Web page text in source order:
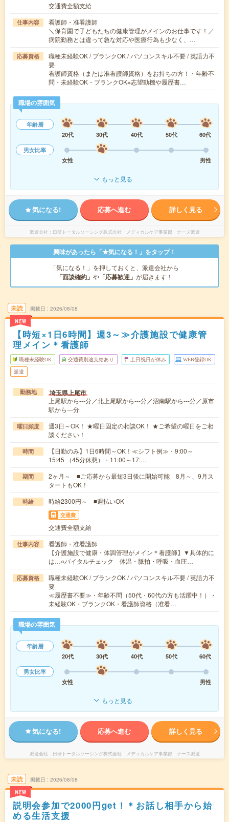
交通費全額支給
仕事内容
看護師・准看護師
＼保育園で子どもたちの健康管理がメインのお仕事です！／
病院勤務とは違って急な対応や医療行為も少なく、…
応募資格
職種未経験OK / ブランクOK / パソコンスキル不要 / 英語力不
要
看護師資格（または准看護師資格）をお持ちの方！・年齢不
問・未経験OK・ブランクOK※志望動機や履歴書…
職場の雰囲気
年齢層
20代
30代 40代 50代
60代
男女比率
女性
男性
もっと見る
気になる! 応募へ進む 詳しく見る
派遣会社 日研トータルソーシング株式会社 メディカルケア事業部 ナース派遣
興味があったら「★気になる！」をタップ！
「気になる！」を押しておくと、派遣会社から
「面談確約」 や 「応募歓迎」 が届きます！
未読
NEW
掲載日 2026/08/08
【時短×1日6時間】週3～≫介護施設で健康管
理メイン＊看護師
職種未経験OK 交通費別途支給あり 土日祝日が休み WEB登録OK
派遣
勤務地 埼玉県上尾市
上尾駅から---分／北上尾駅から---分／沼南駅から---分／原市
駅から---分
曜日頻度
週3日～OK！ ★曜日固定の相談OK！ ★ご希望の曜日をご相
談ください！
時間
【日勤のみ】1日6時間～OK！≪シフト例≫・9:00～
15:45 （45分休憩）・11:00～17:…
期間
2ヶ月～ ■ご応募から最短3日後に開始可能 8月～、9月ス
タートもOK！
時給 時給2300円～ ■週払いOK
交通費
交通費全額支給
仕事内容
看護師・准看護師
【介護施設で健康・体調管理がメイン＊看護師】▼具体的に
は…○バイタルチェック 体温・脈拍・呼吸・血圧…
応募資格
職種未経験OK / ブランクOK / パソコンスキル不要 / 英語力不
要
≪履歴書不要≫・年齢不問（50代・60代の方も活躍中！）・
未経験OK・ブランクOK・看護師資格（准看…
職場の雰囲気
年齢層
20代
30代 40代 50代
60代
男女比率
女性
男性
もっと見る
気になる! 応募へ進む 詳しく見る
派遣会社 日研トータルソーシング株式会社 メディカルケア事業部 ナース派遣
未読
NEW
掲載日 2026/08/08
説明会参加で2000円get！＊お話し相手から始
める生活支援